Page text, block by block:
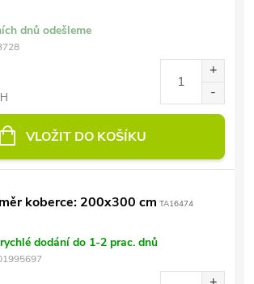
dnů odešleme
VLOŽIT DO KOŠÍKU
koberce: 200x300 cm TA16474
dodání do 1-2 prac. dnů